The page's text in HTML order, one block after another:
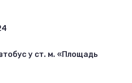
у ст. м. «Площадь